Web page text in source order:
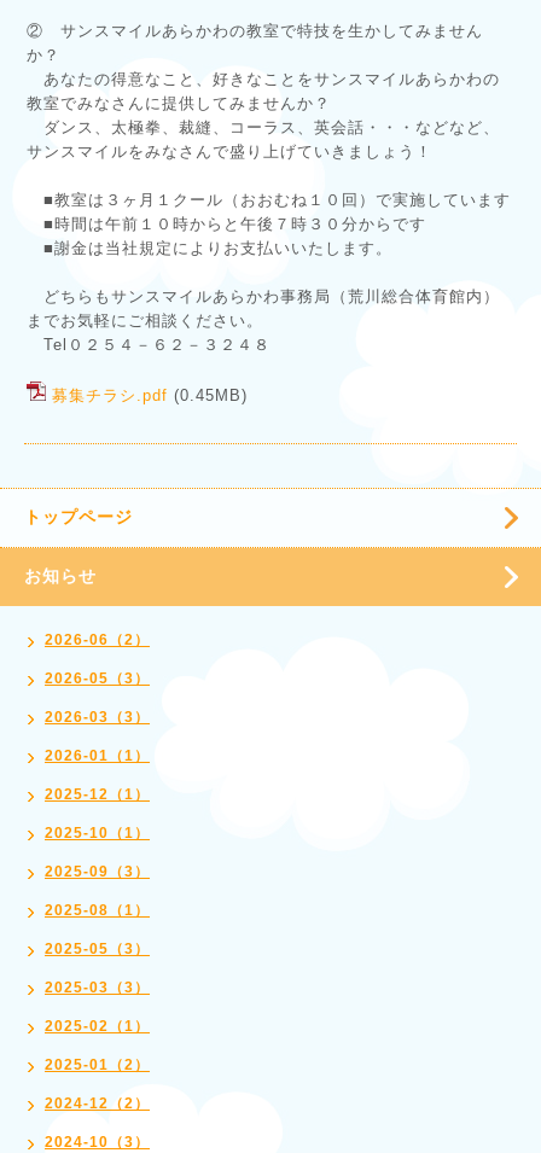
② サンスマイルあらかわの教室で特技を生かしてみません
か？
あなたの得意なこと、好きなことをサンスマイルあらかわの
教室でみなさんに提供してみませんか？
ダンス、太極拳、裁縫、コーラス、英会話・・・などなど、
サンスマイルをみなさんで盛り上げていきましょう！
■教室は３ヶ月１クール（おおむね１０回）で実施しています
■時間は午前１０時からと午後７時３０分からです
■謝金は当社規定によりお支払いいたします。
どちらもサンスマイルあらかわ事務局（荒川総合体育館内）
までお気軽にご相談ください。
Tel０２５４－６２－３２４８
募集チラシ.pdf (0.45MB)
トップページ
お知らせ
2026-06（2）
2026-05（3）
2026-03（3）
2026-01（1）
2025-12（1）
2025-10（1）
2025-09（3）
2025-08（1）
2025-05（3）
2025-03（3）
2025-02（1）
2025-01（2）
2024-12（2）
2024-10（3）